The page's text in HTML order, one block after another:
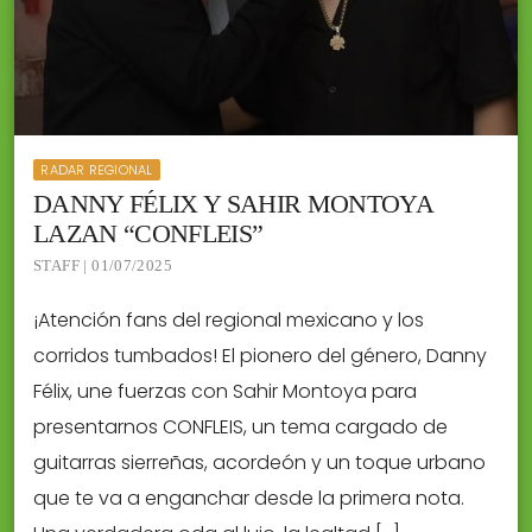
RADAR REGIONAL
DANNY FÉLIX Y SAHIR MONTOYA
LAZAN “CONFLEIS”
STAFF | 01/07/2025
¡Atención fans del regional mexicano y los
corridos tumbados! El pionero del género, Danny
Félix, une fuerzas con Sahir Montoya para
presentarnos CONFLEIS, un tema cargado de
guitarras sierreñas, acordeón y un toque urbano
que te va a enganchar desde la primera nota.